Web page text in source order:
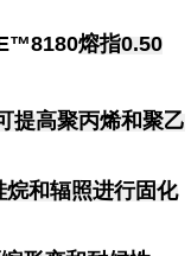
熔指0.50
提高聚丙烯和聚乙
和辐照进行固化